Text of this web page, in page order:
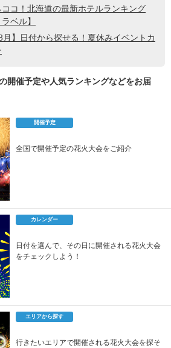
コ！北海道の最新ホテルランキング
ベル】
月】日付から探せる！夏休みイベントカ
開催予定や人気ランキングなどをお届
開催予定
全国で開催予定の花火大会をご紹介
カレンダー
日付を選んで、その日に開催される花火大会
をチェックしよう！
エリアから探す
行きたいエリアで開催される花火大会を探そ